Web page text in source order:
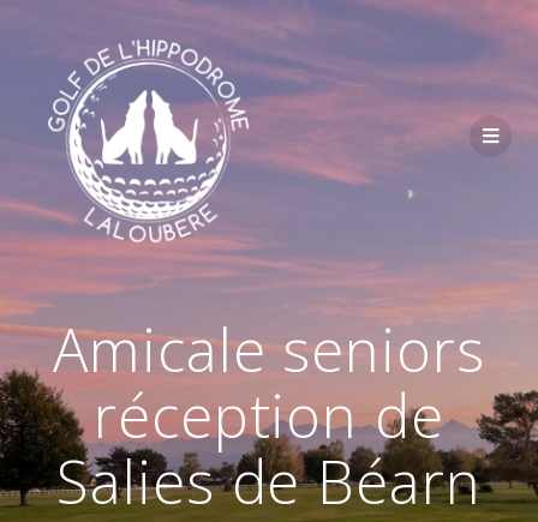
au
contenu
Amicale seniors
réception de
Salies de Béarn